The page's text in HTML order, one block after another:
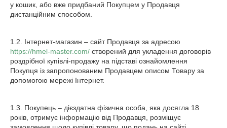
у кошик, або вже придбаний Покупцем у Продавця
дистанційним способом.
1.2. Інтернет-магазин – сайт Продавця за адресою
https://hmel-master.com/ створений для укладення договорів
роздрібної купівлі-продажу на підставі ознайомлення
Покупця із запропонованим Продавцем описом Товару за
допомогою мережі Інтернет.
1.3. Покупець – дієздатна фізична особа, яка досягла 18
років, отримує інформацію від Продавця, розміщує